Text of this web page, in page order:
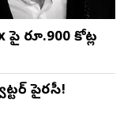
రూ.900 కోట్ల
పైరసీ!